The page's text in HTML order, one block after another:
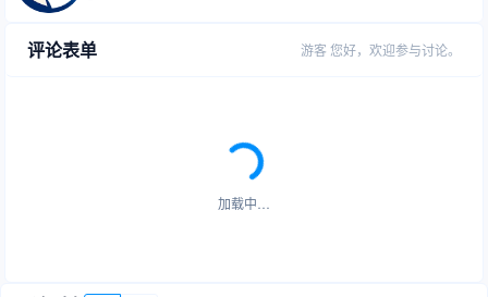
评论表单 游客 您好，欢迎参与讨论。
加载中…